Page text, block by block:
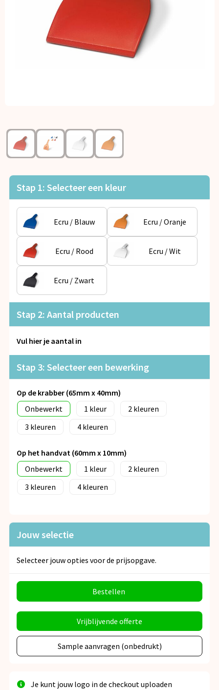
Kinderen, Peuters en Baby's
Klokken, horloges en weerstations
Persoonlijke verzorging
Reisbenodigdheden
Schrijfwaren
Sleutelhangers en Lanyards
Snoepgoed
Spellen voor binnen en buiten
Veiligheid, Auto en Fiets
Vrije tijd en Strand
Anti-stress
Stap 1: Selecteer een kleur
Ecru / Blauw Ecru / Oranje
Ecru / Rood Ecru / Wit
Ecru / Zwart
Stap 2: Aantal producten
Vul hier je aantal in
Stap 3: Selecteer een bewerking
Op de krabber (65mm x 40mm)
Onbewerkt
1
2
3
4
Op het handvat (60mm x 10mm)
Onbewerkt
1
2
3
4
Jouw selectie
Selecteer jouw opties voor de prijsopgave.
Bestellen
Vrijblijvende offerte
Sample aanvragen (onbedrukt)
Je kunt jouw logo in de checkout uploaden